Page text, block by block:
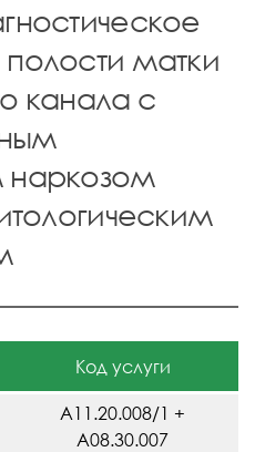
матки
канала с
наркозом
Код услуги
A11.20.008/1 +
A08.30.007